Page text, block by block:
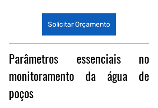
Solicitar Orçamento
Parâmetros essenciais no
monitoramento da água de
poços